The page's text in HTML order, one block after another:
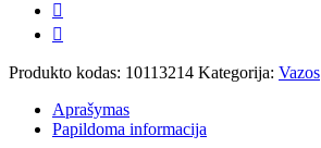
Produkto kodas: 10113214 Kategorija: Vazos
Aprašymas
Papildoma informacija